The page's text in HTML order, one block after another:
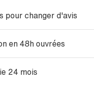
pour changer d'avis
en 48h ouvrées
24 mois